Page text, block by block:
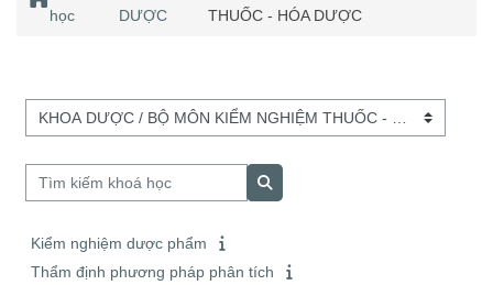
học
DƯỢC
THUỐC - HÓA DƯỢC
Danh mục khoá học
Tìm kiếm khoá học
Kiểm nghiệm dược phẩm
Thẩm định phương pháp phân tích